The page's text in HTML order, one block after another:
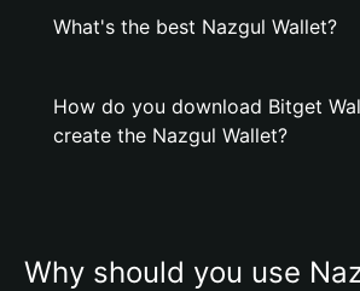
What's the best Nazgul Wallet?
How do you download Bitget
create the Nazgul Wallet?
Why should you use